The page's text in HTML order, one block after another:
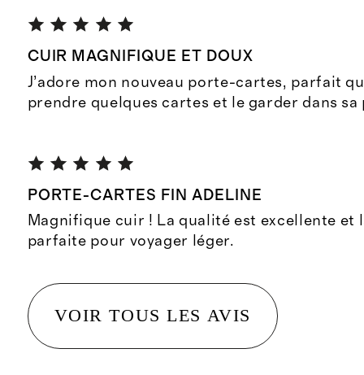
CUIR MAGNIFIQUE ET DOUX
J’adore mon nouveau porte-cartes, parfait
prendre quelques cartes et le garder dans sa
PORTE-CARTES FIN ADELINE
Magnifique cuir ! La qualité est excellente et
parfaite pour voyager léger.
VOIR TOUS LES AVIS